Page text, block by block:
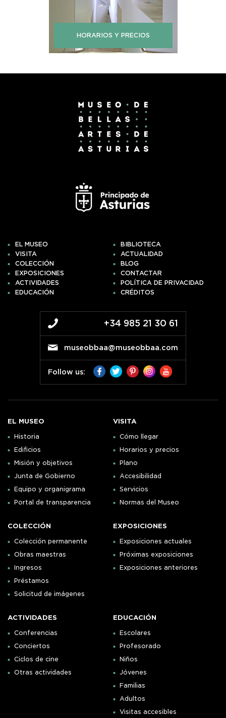
HORARIOS Y PRECIOS
EL MUSEO
BIBLIOTECA
VISITA
ACTUALIDAD
COLECCIÓN
BLOG
EXPOSICIONES
CONTACTAR
ACTIVIDADES
POLÍTICA DE PRIVACIDAD
EDUCACIÓN
CRÉDITOS
+34 985 21 30 61
museobbaa@museobbaa.com
Follow us:
EL MUSEO
Historia
Edificios
Misión y objetivos
Junta de Gobierno
Equipo y organigrama
Portal de transparencia
VISITA
Cómo llegar
Horarios y precios
Plano
Accesibilidad
Servicios
Normas del Museo
COLECCIÓN
Colección permanente
Obras maestras
Ingresos
Préstamos
Solicitud de imágenes
EXPOSICIONES
Exposiciones actuales
Próximas exposiciones
Exposiciones anteriores
ACTIVIDADES
Conferencias
Conciertos
Ciclos de cine
Otras actividades
EDUCACIÓN
Escolares
Profesorado
Niños
Jóvenes
Familias
Adultos
Visitas accesibles